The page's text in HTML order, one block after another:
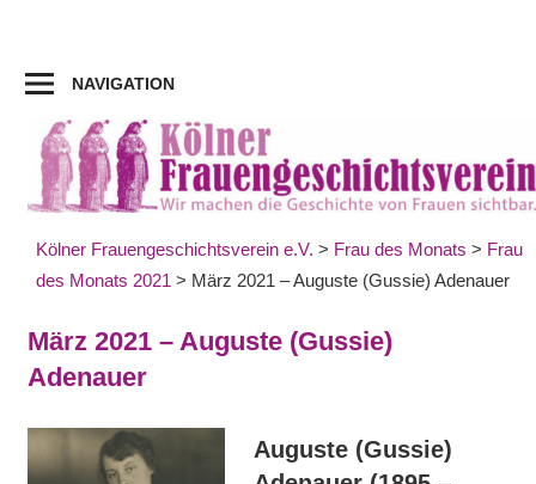
springen
NAVIGATION
Kölner Frauengeschichtsverein e.V. > Frau des Monats > Frau
des Monats 2021 > März 2021 – Auguste (Gussie) Adenauer
März 2021 – Auguste (Gussie)
Adenauer
Auguste (Gussie)